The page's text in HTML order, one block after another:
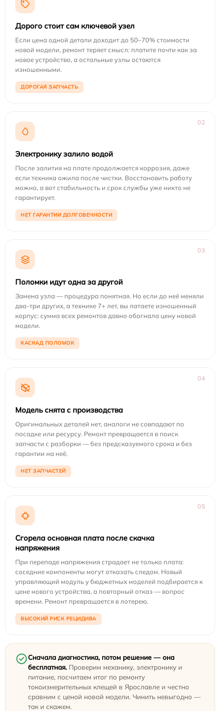
Дорого стоит сам ключевой узел
Если цена одной детали доходит до 50–70% стоимости
новой модели, ремонт теряет смысл: платите почти как за
новое устройство, а остальные узлы остаются
изношенными.
ДОРОГАЯ ЗАПЧАСТЬ
02
Электронику залило водой
После залития на плате продолжается коррозия, даже
если техника ожила после чистки. Восстановить работу
можно, а вот стабильность и срок службы уже никто не
гарантирует.
НЕТ ГАРАНТИИ ДОЛГОВЕЧНОСТИ
03
Поломки идут одна за другой
Замена узла — процедура понятная. Но если до неё меняли
два-три других, а технике 7+ лет, вы латаете изношенный
корпус: сумма всех ремонтов давно обогнала цену новой
модели.
КАСКАД ПОЛОМОК
04
Модель снята с производства
Оригинальных деталей нет, аналоги не совпадают по
посадке или ресурсу. Ремонт превращается в поиск
запчасти с разборки — без предсказуемого срока и без
гарантии на неё.
НЕТ ЗАПЧАСТЕЙ
05
Сгорела основная плата после скачка
напряжения
При перепаде напряжения страдает не только плата:
соседние компоненты могут отказать следом. Новый
управляющий модуль у бюджетных моделей подбирается к
цене нового устройства, а повторный отказ — вопрос
времени. Ремонт превращается в лотерею.
ВЫСОКИЙ РИСК РЕЦИДИВА
Сначала диагностика, потом решение — она
бесплатная. Проверим механику, электронику и
питание, посчитаем итог по ремонту
токоизмерительных клещей в Ярославле и честно
сравним с ценой новой модели. Чинить невыгодно —
так и скажем.